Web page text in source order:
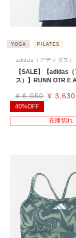
YOGA PILATES
adidas（アディダス）
【SALE】【adidas
ス）】RUNN OTR E
¥ 6,050 ¥ 3,630
40%OFF
在庫切れ